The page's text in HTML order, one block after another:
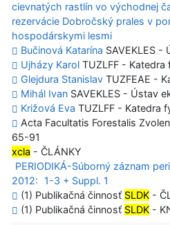
cievnatých rastlín vo východnej
rezervácie Dobročský prales v
hospodárskymi lesmi
Bučinová Katarína SAVEKLES -
Ujházy Karol TUZLFF - Katedra
Glejdura Stanislav TUZFEAE -
Mihál Ivan SAVEKLES - Ústav
Križová Eva TUZLFF - Katedra
Acta Facultatis Forestalis
65-91
xcla - ČLÁNKY
PERIODIKÁ-Súborný záznam
2012:
1-3 + Suppl. 1
(1) Publikačná činnosť SLDK -
(1) Publikačná činnosť SLDK -